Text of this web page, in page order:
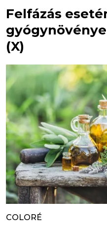
Felfázás
(X)
COLORÉ